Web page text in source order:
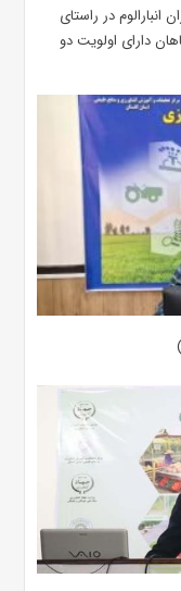
انبارالوم در راستای
دارای اولویت دو